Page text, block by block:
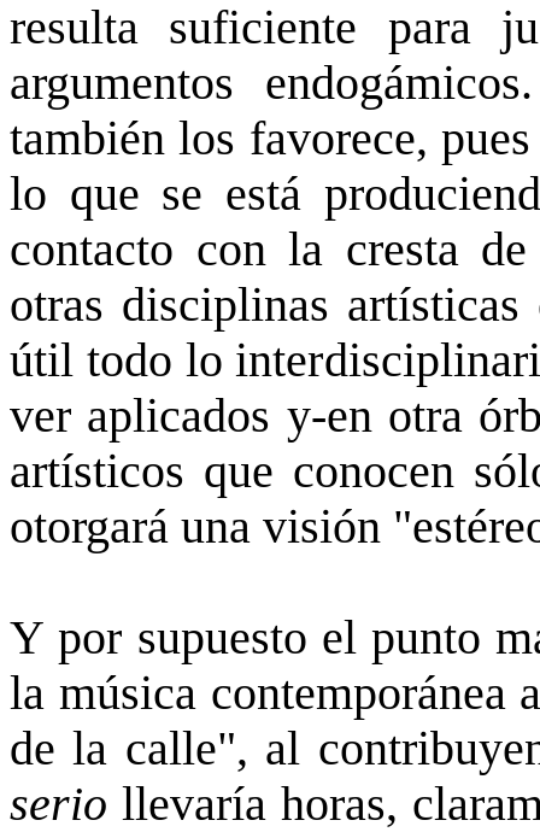
resulta suficiente para
argumentos
también los favorece,
lo que se está
contacto con la cresta
otras disciplinas
útil todo lo
ver aplicados y-en otra
artísticos que conocen
otorgará una visión
Y por supuesto el punto
la música contemporánea
de la calle", al
serio llevaría horas,